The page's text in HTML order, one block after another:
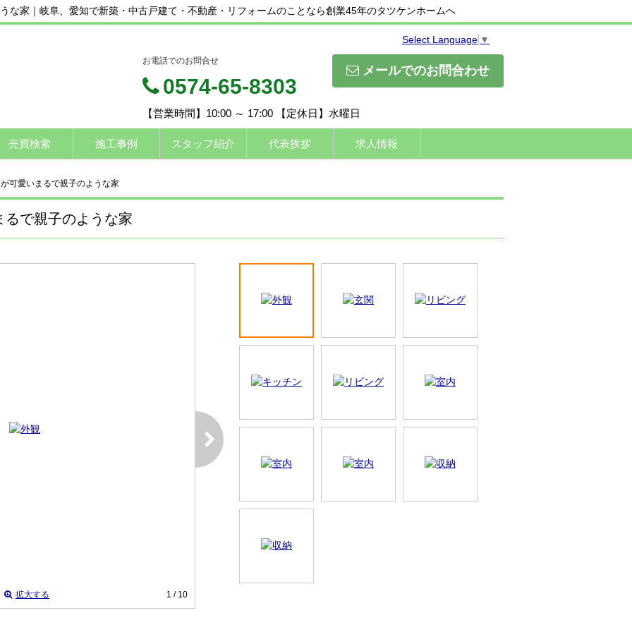
な家｜岐阜、愛知で新築・中古戸建て・不動産・リフォームのことなら創業45年のタツケンホームへ
Select Language ▼
メールでのお問合わせ
お電話でのお問合せ
0574-65-8303
【営業時間】10:00 ～ 17:00 【定休日】水曜日
売買検索 施工事例 スタッフ紹介 代表挨拶 求人情報
可愛いまるで親子のような家
で親子のような家
拡大する 1 / 10